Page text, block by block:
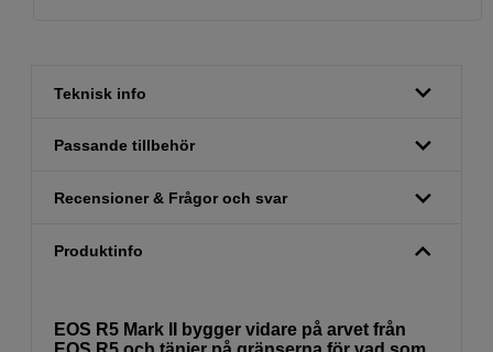
Teknisk info
Passande tillbehör
Recensioner & Frågor och svar
Produktinfo
EOS R5 Mark II bygger vidare på arvet från